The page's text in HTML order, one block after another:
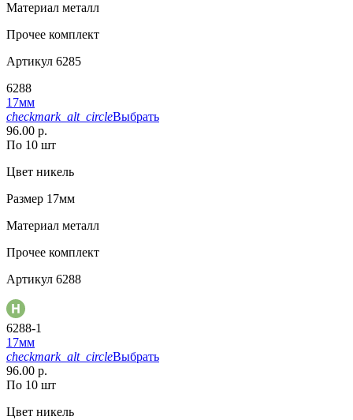
Материал металл
Прочее комплект
Артикул 6285
6288
17мм
checkmark_alt_circleВыбрать
96.00 р.
По 10 шт
Цвет никель
Размер 17мм
Материал металл
Прочее комплект
Артикул 6288
6288-1
17мм
checkmark_alt_circleВыбрать
96.00 р.
По 10 шт
Цвет никель